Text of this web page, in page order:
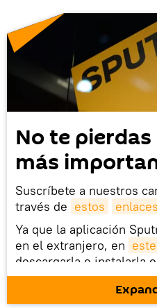
No te
más
Suscríbete a nuestros
través de estos enlaces
Ya que la aplicación
en el extranjero, en
descargarla e instalarla
móvil (¡solo para
También tenemos una